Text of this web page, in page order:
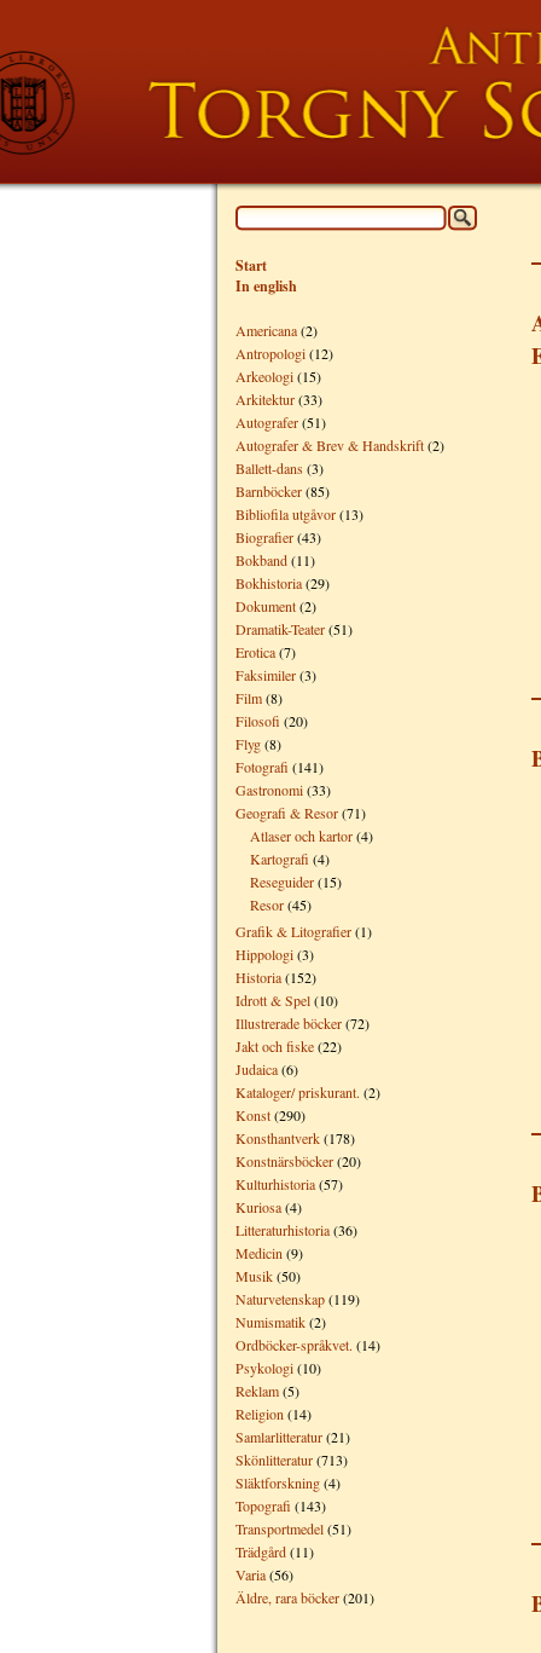
Start
In english
Americana(2)
Antropologi(12)
Arkeologi(15)
Arkitektur(33)
Autografer(51)
Autografer & Brev & Handskrift(2)
Ballett-dans (3)
Barnböcker(85)
Bibliofila utgåvor(13)
Biografier(43)
Bokband(11)
Bokhistoria(29)
Dokument(2)
Dramatik-Teater(51)
Erotica(7)
Faksimiler(3)
Film(8)
Filosofi (20)
Flyg(8)
Fotografi (141)
Gastronomi(33)
Geografi & Resor(71)
Atlaser och kartor(4)
Kartografi (4)
Reseguider(15)
Resor(45)
Grafik & Litografier(1)
Hippologi(3)
Historia(152)
Idrott & Spel(10)
Illustrerade böcker(72)
Jakt och fiske(22)
Judaica(6)
Kataloger/ priskurant. (2)
Konst(290)
Konsthantverk(178)
Konstnärsböcker(20)
Kulturhistoria(57)
Kuriosa(4)
Litteraturhistoria(36)
Medicin (9)
Musik(50)
Naturvetenskap(119)
Numismatik(2)
Ordböcker-språkvet. (14)
Psykologi(10)
Reklam(5)
Religion (14)
Samlarlitteratur(21)
Skönlitteratur(713)
Släktforskning(4)
Topografi (143)
Transportmedel(51)
Trädgård(11)
Varia(56)
Äldre, rara böcker(201)